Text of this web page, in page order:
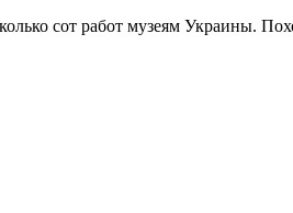
сот работ музеям Украины.